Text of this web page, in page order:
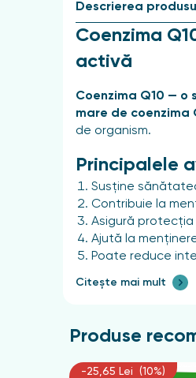
Descrierea
Coenzima
activă
Coenzima Q10 —
mare de coenzima
de organism.
Principalele
Susține
Contribuie la
Asigură
Ajută la
Poate reduce
Contribuie la
De ce
Odată cu
cardiovascular și
Citește mai mult
Produse
-25,65 Lei (10%)